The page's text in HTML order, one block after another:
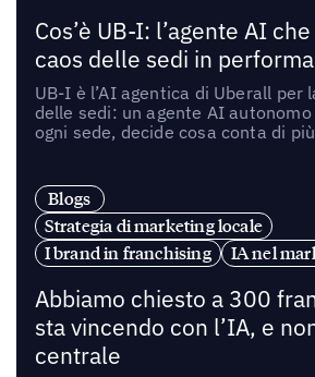
Cos’è UB-I: l’agente AI
caos delle sedi in
UB-I è l’AI agentica di Uberall per
delle sedi: un agente AI
ogni sede, decide cosa conta di
Blogs
Strategia di marketing locale
I brand in franchising
IA nel
Abbiamo chiesto a 300
sta vincendo con l’IA, e
centrale